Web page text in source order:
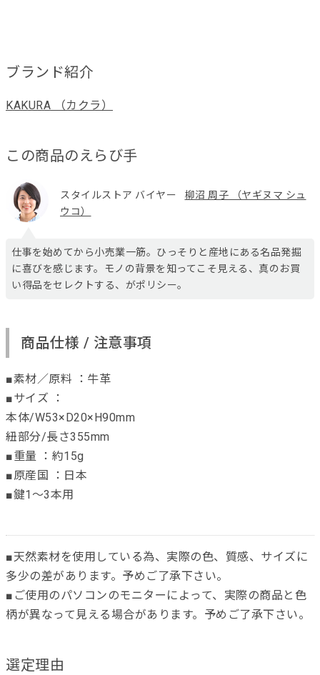
ブランド紹介
KAKURA （カクラ）
この商品のえらび手
スタイルストア バイヤー
柳沼 周子 （ヤギヌマ シュ
ウコ）
仕事を始めてから小売業一筋。ひっそりと産地にある名品発掘
に喜びを感じます。モノの背景を知ってこそ見える、真のお買
い得品をセレクトする、がポリシー。
商品仕様 / 注意事項
■素材／原料 ：牛革
■サイズ ：
本体/W53×D20×H90mm
紐部分/長さ355mm
■重量 ：約15g
■原産国 ：日本
■鍵1～3本用
■天然素材を使用している為、実際の色、質感、サイズに
多少の差があります。予めご了承下さい。
■ご使用のパソコンのモニターによって、実際の商品と色
柄が異なって見える場合があります。予めご了承下さい。
選定理由